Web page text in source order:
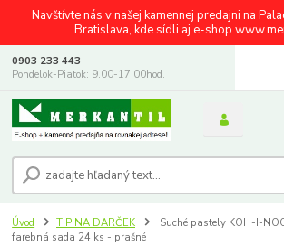
Navštívte nás v našej kamennej predajni na
Bratislava, kde sídli aj e-shop
0903 233 443
Pondelok-Piatok: 9.00-17.00hod.
Úvod TIP NA DARČEK
Suché pastely KOH-I-
farebná sada 24 ks - prašné